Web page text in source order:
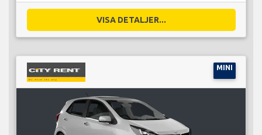
VISA DETALJER...
MINI